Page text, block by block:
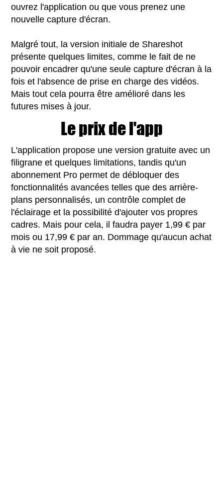
ouvrez l'application ou que vous prenez une
nouvelle capture d'écran.
Malgré tout, la version initiale de Shareshot
présente quelques limites, comme le fait de ne
pouvoir encadrer qu'une seule capture d'écran à la
fois et l'absence de prise en charge des vidéos.
Mais tout cela pourra être amélioré dans les
futures mises à jour.
Le prix de l'app
L'application propose une version gratuite avec un
filigrane et quelques limitations, tandis qu'un
abonnement Pro permet de débloquer des
fonctionnalités avancées telles que des arrière-
plans personnalisés, un contrôle complet de
l'éclairage et la possibilité d'ajouter vos propres
cadres. Mais pour cela, il faudra payer 1,99 € par
mois ou 17,99 € par an. Dommage qu'aucun achat
à vie ne soit proposé.